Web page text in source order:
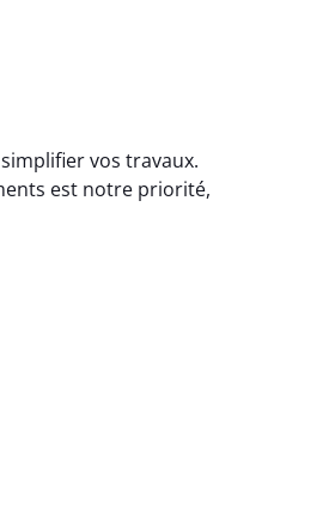
vos travaux.
est notre priorité,